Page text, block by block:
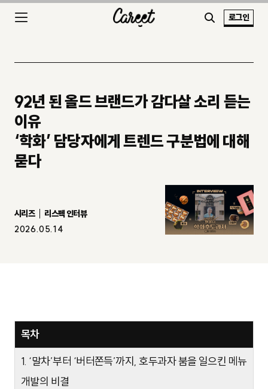
로그인
92년 된 올드 브랜드가 감다살 소리 듣는
이유
‘학화’ 담당자에게 트렌드 구분법에 대해
묻다
시리즈
리스펙 인터뷰
2026.05.14
목차
1. ‘말차’부터 ‘버터쫀득’까지, 호두과자 붐을 일으킨 메뉴
개발의 비결